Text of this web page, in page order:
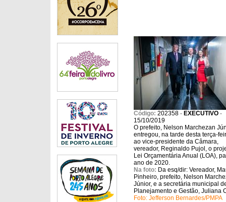
Código: 202358 - EXECUTIVO -
15/10/2019
O prefeito, Nelson Marchezan
entregou, na tarde desta terça-
ao vice-presidente da Câmara,
vereador, Reginaldo Pujol, o
Lei Orçamentária Anual (LOA),
ano de 2020.
Na foto: Da esq/dir: Vereador,
Pinheiro, prefeito, Nelson
Júnior, e a secretária municipal
Planejamento e Gestão, Juliana
Foto: Jefferson Bernardes/PMPA